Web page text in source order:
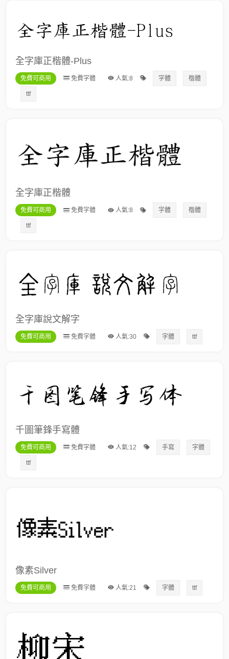
全字庫正楷體-Plus
免費可商用 免費字體 人氣:8 字體 楷體
ttf
全字庫正楷體
免費可商用 免費字體 人氣:8 字體 楷體
ttf
全字庫說文解字
免費可商用 免費字體 人氣:30 字體 ttf
千圖筆鋒手寫體
免費可商用 免費字體 人氣:12 手寫 字體
ttf
像素Silver
免費可商用 免費字體 人氣:21 字體 ttf